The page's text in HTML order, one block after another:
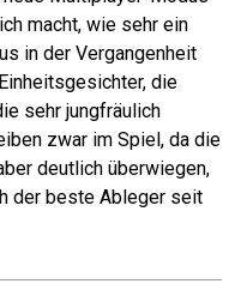
macht, wie sehr ein
in der Vergangenheit
die
sehr jungfräulich
zwar im Spiel, da die
deutlich überwiegen,
der beste Ableger seit